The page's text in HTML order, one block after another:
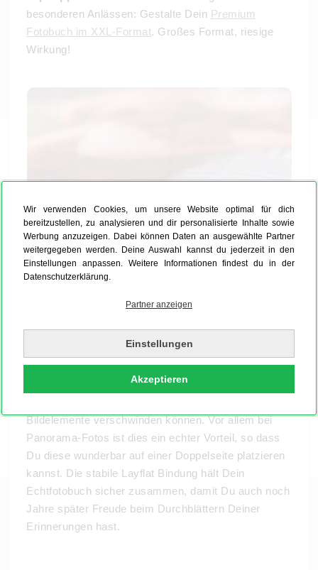
Wir verwenden Cookies, um unsere Website optimal für dich
bereitzustellen, zu analysieren und dir personalisierte Inhalte sowie
Werbung anzuzeigen. Dabei können Daten an ausgewählte Partner
weitergegeben werden. Deine Auswahl kannst du jederzeit in den
Einstellungen anpassen. Weitere Informationen findest du in der
Datenschutzerklärung.
Partner anzeigen
Einstellungen
Akzeptieren
besonderen Anlässen: Gestalte Dein Premium
Fotobuch im XXL-Format. Großes Format, riesige
Wirkung!
Das Plus des Premium Fotobuchs: die
Mit der Fotobuch Layflat-Bindung kommen Deine
Fotomotive komplett zur Geltung,bis in den
. DasFotobuch
Bildelemente verschwinden können. Vor allem bei
Panorama-Fotos ist dies ein echter Vorteil, so dass
Du diese wunderbar auf einer Doppelseite platzieren
kannst. Die stabile Layflat Bindung hält Dein
Echtfotobuch sicher zusammen, damit Du auch noch
Jahre später Freude beim Durchblättern Deiner
Erinnerungen hast.